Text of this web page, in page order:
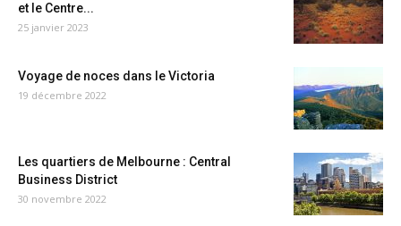
et le Centre...
25 janvier 2023
Voyage de noces dans le Victoria
19 décembre 2022
Les quartiers de Melbourne : Central
Business District
30 novembre 2022